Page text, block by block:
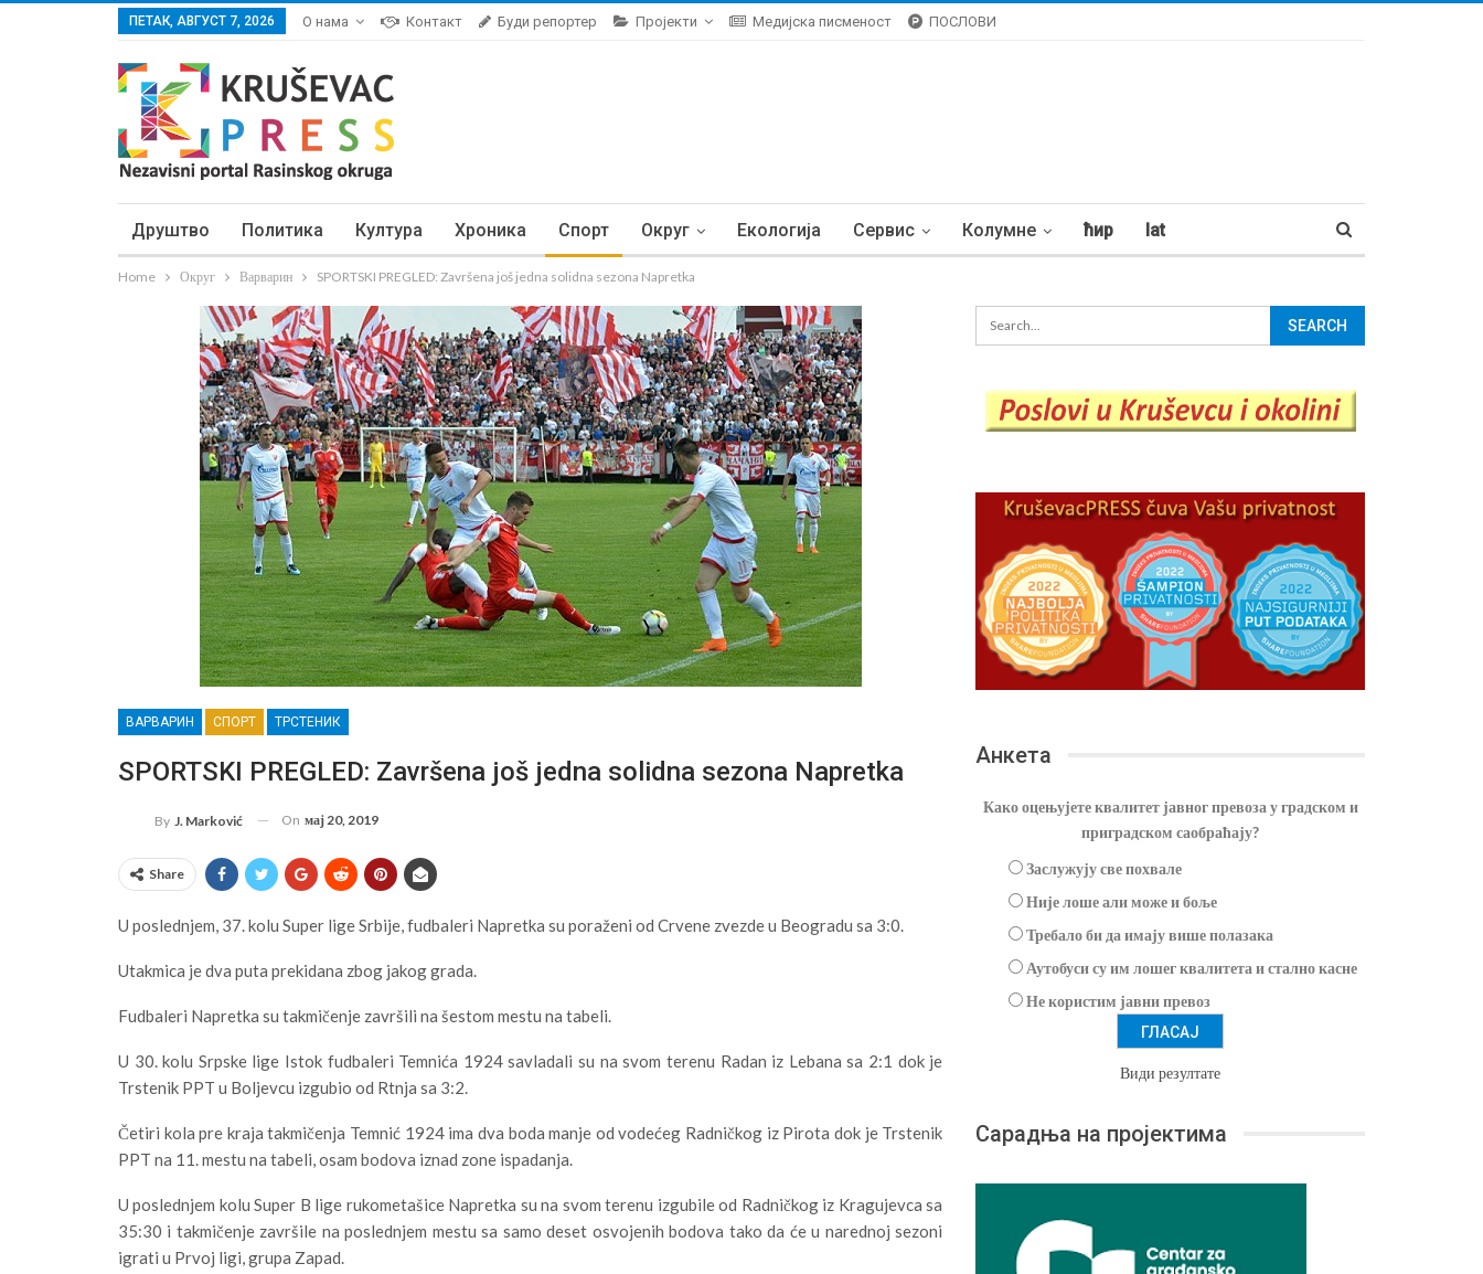
ПЕТАК, АВГУСТ 7, 2026 О нама Контакт Буди репортер Пројекти Медијска писменост ПОСЛОВИ
Друштво Политика Култура Хроника Спорт Округ Екологија Сервис Колумне ћир lat
Home Округ Варварин SPORTSKI PREGLED: Završena još jedna solidna sezona Napretka
ВАРВАРИН СПОРТ ТРСТЕНИК
SPORTSKI PREGLED: Završena još jedna solidna sezona Napretka
By J. Marković On мај 20, 2019
Share
U poslednjem, 37. kolu Super lige Srbije, fudbaleri Napretka su poraženi od Crvene zvezde u Beogradu sa 3:0.
Utakmica je dva puta prekidana zbog jakog grada.
Fudbaleri Napretka su takmičenje završili na šestom mestu na tabeli.
U 30. kolu Srpske lige Istok fudbaleri Temnića 1924 savladali su na svom terenu Radan iz Lebana sa 2:1 dok je
Trstenik PPT u Boljevcu izgubio od Rtnja sa 3:2.
Četiri kola pre kraja takmičenja Temnić 1924 ima dva boda manje od vodećeg Radničkog iz Pirota dok je Trstenik
PPT na 11. mestu na tabeli, osam bodova iznad zone ispadanja.
U poslednjem kolu Super B lige rukometašice Napretka su na svom terenu izgubile od Radničkog iz Kragujevca sa
35:30 i takmičenje završile na poslednjem mestu sa samo deset osvojenih bodova tako da će u narednoj sezoni
igrati u Prvoj ligi, grupa Zapad.
Анкета
Како оцењујете квалитет јавног превоза у градском и
приградском саобраћају?
Заслужују све похвале
Није лоше али може и боље
Требало би да имају више полазака
Аутобуси су им лошег квалитета и стално касне
Не користим јавни превоз
Види резултате
Сарадња на пројектима